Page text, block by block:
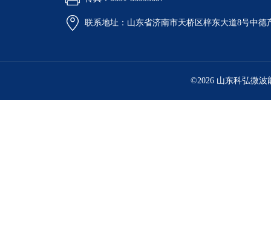
联系地址：山东省济南市天桥区梓东大道8号中德
©2026 山东科弘微